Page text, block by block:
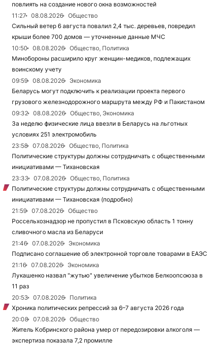
повлиять на создание нового окна возможностей
11:27
08.08.2026
Общество
Сильный ветер 6 августа повалил 2,4 тыс. деревьев, повредил
крыши более 700 домов — уточненные данные МЧС
10:50
08.08.2026
Общество, Политика
Минобороны расширило круг женщин-медиков, подлежащих
воинскому учету
09:59
08.08.2026
Экономика
Беларусь могут подключить к реализации проекта первого
грузового железнодорожного маршрута между РФ и Пакистаном
09:32
08.08.2026
Общество, Экономика
За неделю физические лица ввезли в Беларусь на льготных
условиях 251 электромобиль
23:58
07.08.2026
Общество, Политика
Политические структуры должны сотрудничать с общественными
инициативами — Тихановская
23:33
07.08.2026
Общество, Политика
Политические структуры должны сотрудничать с общественными
инициативами — Тихановская (подробно)
21:59
07.08.2026
Общество
Россельхознадзор не пропустил в Псковскую область 1 тонну
сливочного масла из Беларуси
21:46
07.08.2026
Экономика
Подписано соглашение об электронной торговле товарами в ЕАЭС
21:16
07.08.2026
Экономика
Лукашенко назвал "жутью" увеличение убытков Белкоопсоюза в
11 раз
20:53
07.08.2026
Политика
Хроника политических репрессий за 6–7 августа 2026 года
20:08
07.08.2026
Общество
Житель Кобринского района умер от передозировки алкоголя —
экспертиза показала 7,2 промилле